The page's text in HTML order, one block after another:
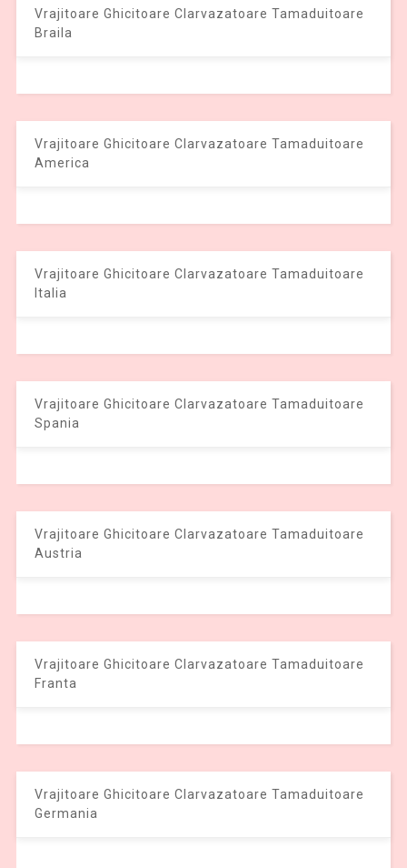
Vrajitoare Ghicitoare Clarvazatoare Tamaduitoare
Braila
Vrajitoare Ghicitoare Clarvazatoare Tamaduitoare
America
Vrajitoare Ghicitoare Clarvazatoare Tamaduitoare
Italia
Vrajitoare Ghicitoare Clarvazatoare Tamaduitoare
Spania
Vrajitoare Ghicitoare Clarvazatoare Tamaduitoare
Austria
Vrajitoare Ghicitoare Clarvazatoare Tamaduitoare
Franta
Vrajitoare Ghicitoare Clarvazatoare Tamaduitoare
Germania